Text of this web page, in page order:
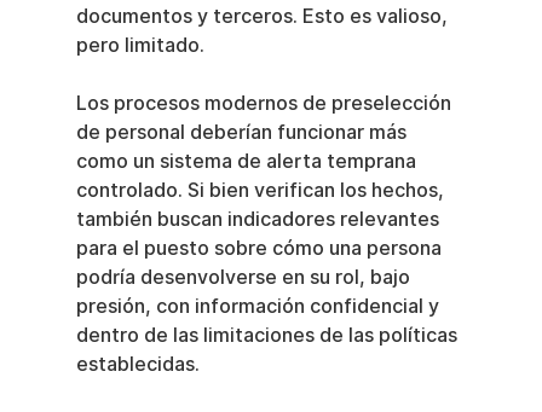
documentos y terceros. Esto es valioso,
pero limitado.
Los procesos modernos de preselección
de personal deberían funcionar más
como un sistema de alerta temprana
controlado. Si bien verifican los hechos,
también buscan indicadores relevantes
para el puesto sobre cómo una persona
podría desenvolverse en su rol, bajo
presión, con información confidencial y
dentro de las limitaciones de las políticas
establecidas.